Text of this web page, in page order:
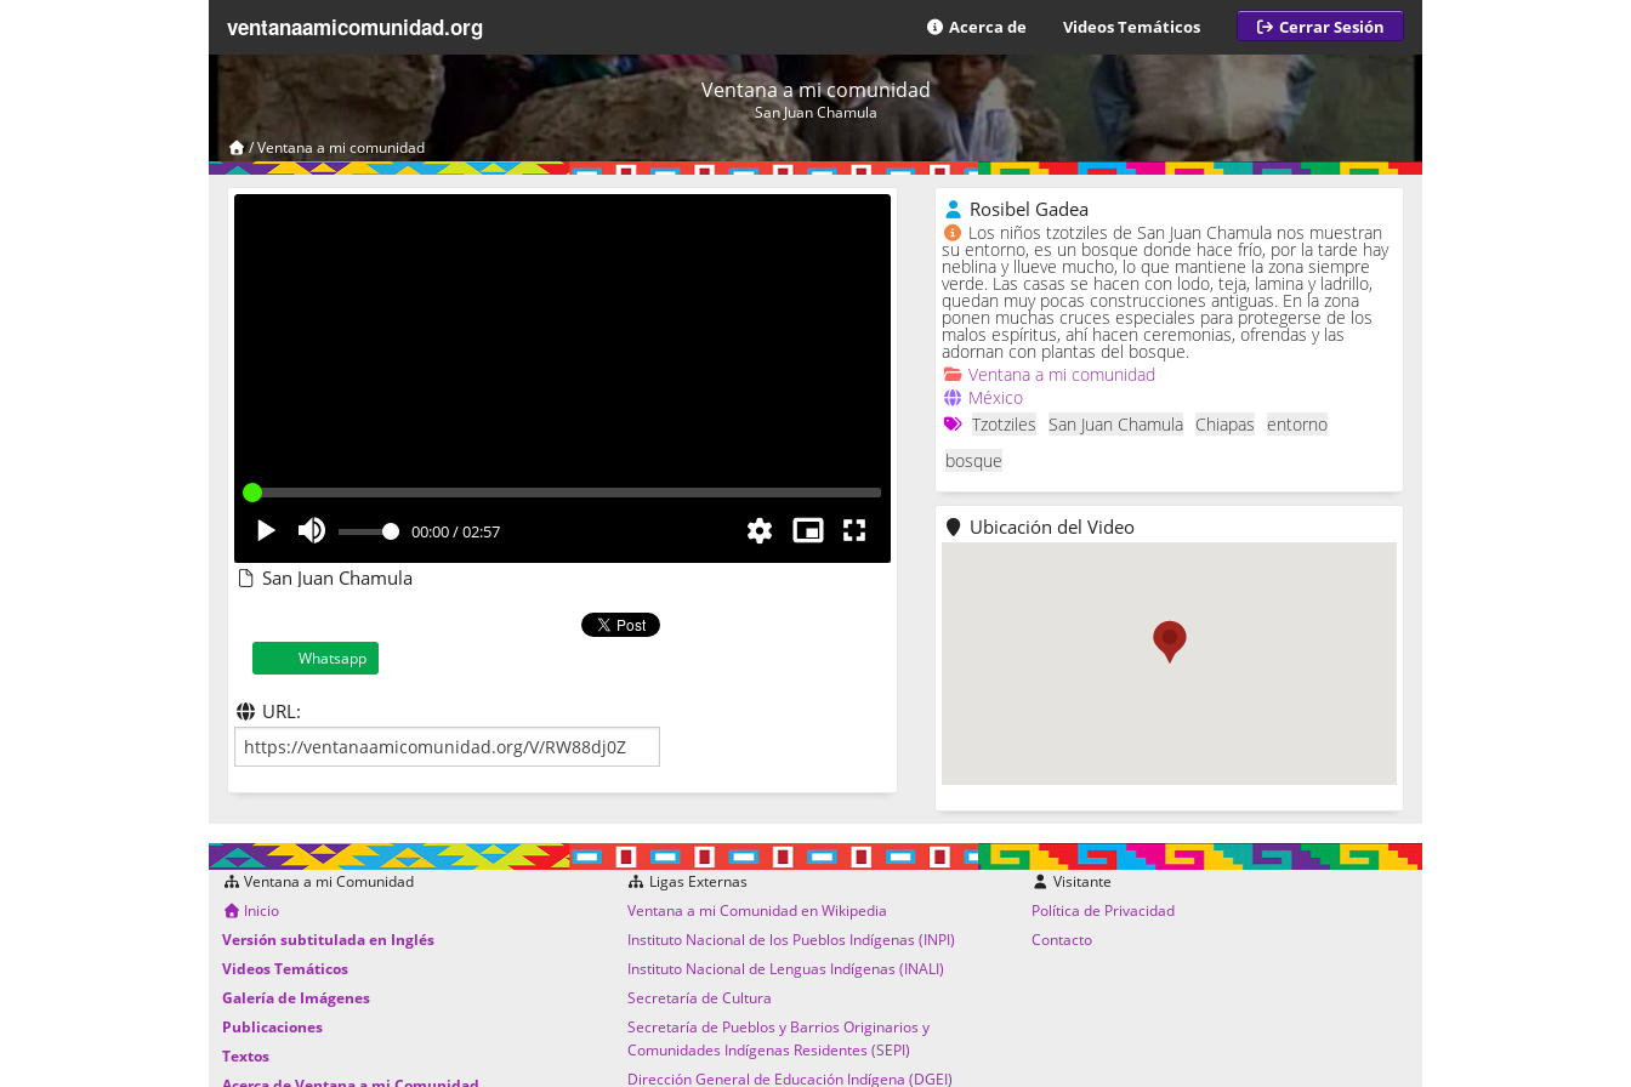
ventanaamicomunidad.org Acerca de Videos Temáticos Cerrar Sesión
Ventana a mi comunidad
San Juan Chamula
/Ventana a mi comunidad
00:00/02:57
San Juan Chamula
Whatsapp
URL:
Rosibel Gadea
Los niños tzotziles de San Juan Chamula nos muestran
su entorno, es un bosque donde hace frío, por la tarde hay
neblina y llueve mucho, lo que mantiene la zona siempre
verde. Las casas se hacen con lodo, teja, lamina y ladrillo,
quedan muy pocas construcciones antiguas. En la zona
ponen muchas cruces especiales para protegerse de los
malos espíritus, ahí hacen ceremonias, ofrendas y las
adornan con plantas del bosque.
Ventana a mi comunidad
México
Tzotziles San Juan Chamula Chiapas entorno
bosque
Ubicación del Video
Ventana a mi Comunidad
Inicio
Versión subtitulada en Inglés
Videos Temáticos
Galería de Imágenes
Publicaciones
Textos
Ligas Externas
Ventana a mi Comunidad en Wikipedia
Instituto Nacional de los Pueblos Indígenas (INPI)
Instituto Nacional de Lenguas Indígenas (INALI)
Secretaría de Cultura
Secretaría de Pueblos y Barrios Originarios y
Comunidades Indígenas Residentes (SEPI)
Dirección General de Educación Indígena (DGEI)
Visitante
Política de Privacidad
Contacto